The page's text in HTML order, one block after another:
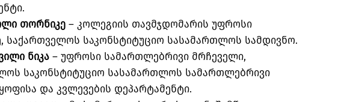
თორნიკე – კოლეგიის თავმჯდომარის უფროსი
საქართველოს საკონსტიტუციო სასამართლოს სამდივნო.
ნიკა – უფროსი სამართლებრივი მრჩეველი,
საკონსტიტუციო სასამართლოს სამართლებრივი
და კვლევების დეპარტამენტი.